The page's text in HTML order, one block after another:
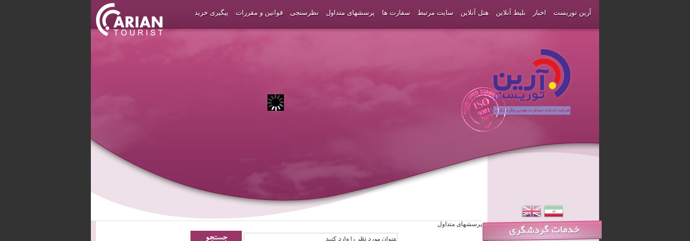
آرین توریست اخبار بلیط آنلاین هتل آنلاین سایت مرتبط سفارت ها پرسشهای متداول نظرسنجی قوانین و مقررات پیگیری خرید
پرسشهای متداول